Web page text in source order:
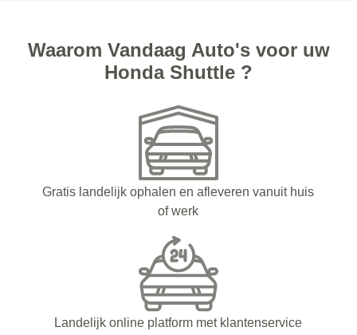
Waarom Vandaag Auto's voor uw
Honda Shuttle ?
Gratis landelijk ophalen en afleveren vanuit huis
of werk
Landelijk online platform met klantenservice